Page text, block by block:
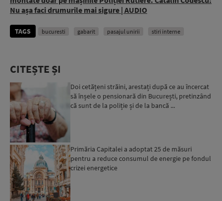
Nu așa faci drumurile mai sigure | AUDIO
TAGS bucuresti gabarit pasajul unirii stiri interne
CITEȘTE ȘI
Doi cetățeni străini, arestați după ce au încercat
să înșele o pensionară din București, pretinzând
că sunt de la poliție și de la bancă ...
Primăria Capitalei a adoptat 25 de măsuri
pentru a reduce consumul de energie pe fondul
crizei energetice